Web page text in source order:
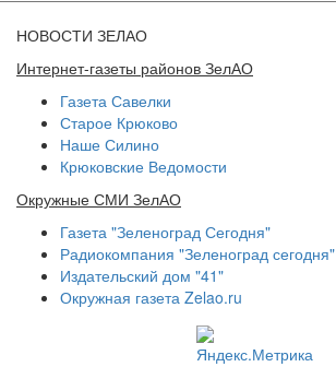
НОВОСТИ ЗЕЛАО
Интернет-газеты районов ЗелАО
Газета Савелки
Старое Крюково
Наше Силино
Крюковские Ведомости
Окружные СМИ ЗелАО
Газета "Зеленоград Сегодня"
Радиокомпания "Зеленоград сегодня"
Издательский дом "41"
Окружная газета Zelao.ru